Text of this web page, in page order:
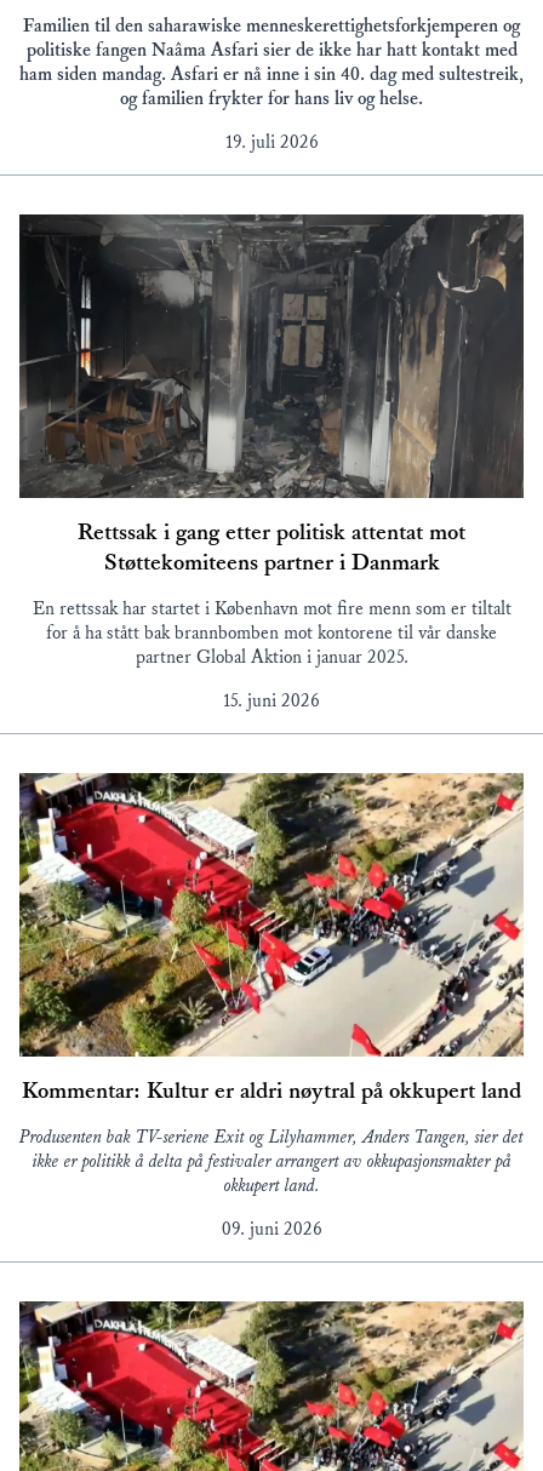
Familien til den saharawiske menneskerettighetsforkjemperen og
politiske fangen Naâma Asfari sier de ikke har hatt kontakt med
ham siden mandag. Asfari er nå inne i sin 40. dag med sultestreik,
og familien frykter for hans liv og helse.
19. juli 2026
Rettssak i gang etter politisk attentat mot
Støttekomiteens partner i Danmark
En rettssak har startet i København mot fire menn som er tiltalt
for å ha stått bak brannbomben mot kontorene til vår danske
partner Global Aktion i januar 2025.
15. juni 2026
Kommentar: Kultur er aldri nøytral på okkupert land
Produsenten bak TV-seriene Exit og Lilyhammer, Anders Tangen, sier det
ikke er politikk å delta på festivaler arrangert av okkupasjonsmakter på
okkupert land.
09. juni 2026